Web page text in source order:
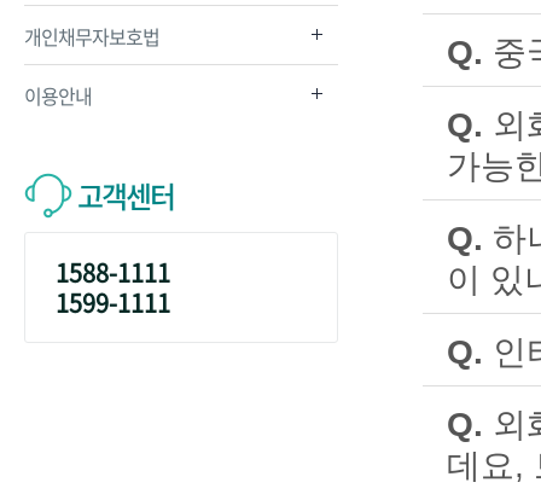
개인채무자보호법
이용안내
고객센터
1588-1111
1599-1111
A. 아니요,
Q. 중
A. 위안화 송
개인은 송
합니다.
중국으
Q. 외
가능
A. 네. 외화
잔액 및
영업점
서비스 이
Q. 하
이 있
A. 네. 입출
외화 다
예치 가능
Multi-
Q. 인
A. 네, 인터
※ 인터넷
거주자(
Q. 외
데요,